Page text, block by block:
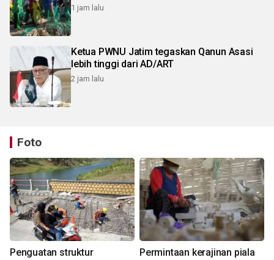
1 jam lalu
Ketua PWNU Jatim tegaskan Qanun Asasi
lebih tinggi dari AD/ART
2 jam lalu
Foto
Penguatan struktur
Permintaan kerajinan piala